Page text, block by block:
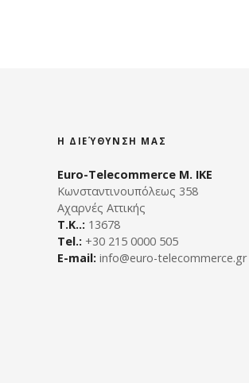
g
a
t
Η ΔΙΕΎΘΥΝΣΗ ΜΑΣ
Euro-Telecommerce Μ. ΙΚΕ
Κωνσταντινουπόλεως 358
Αχαρνές Αττικής
Τ.Κ..: 13678
Tel.: +30 215 0000 505
E-mail: info@euro-telecommerce.gr